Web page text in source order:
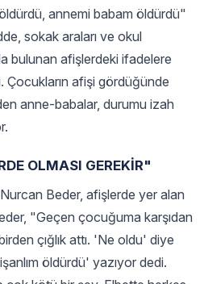
annemi babam öldürdü"
sokak araları ve okul
bulunan afişlerdeki ifadelere
afişi gördüğünde
anne-babalar, durumu izah
OLMASI GEREKİR"
Beder, afişlerde yer alan
"Geçen çocuğuma karşıdan
çığlık attı. 'Ne oldu' diye
öldürdü' yazıyor dedi.